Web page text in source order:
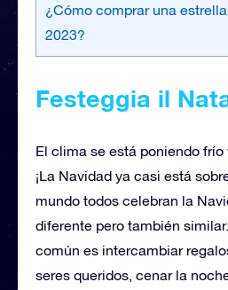
¿Cómo comprar una
2023?
Festeggia il
El clima se está poniendo
¡La Navidad ya casi está
mundo todos celebran la
diferente pero también
común es intercambiar
seres queridos, cenar la